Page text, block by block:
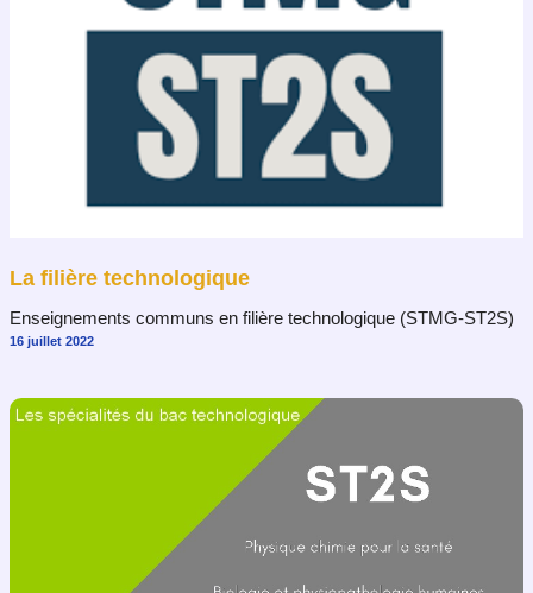
La filière technologique
Enseignements communs en filière technologique (STMG-ST2S)
16 juillet 2022